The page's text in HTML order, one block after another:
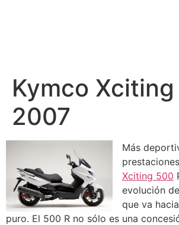
Kymco
2007
Más
Xciting 500
evolución
que va
puro. El 500 R no sólo es una